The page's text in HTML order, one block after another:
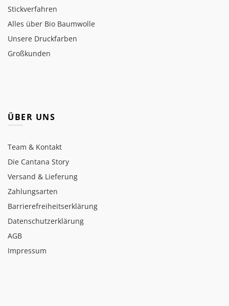
Stickverfahren
Alles über Bio Baumwolle
Unsere Druckfarben
Großkunden
ÜBER UNS
Team & Kontakt
Die Cantana Story
Versand & Lieferung
Zahlungsarten
Barrierefreiheitserklärung
Datenschutzerklärung
AGB
Impressum